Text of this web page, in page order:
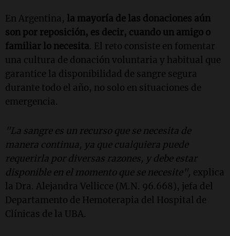
En Argentina, la mayoría de las donaciones aún
son por reposición, es decir, cuando un amigo o
familiar lo necesita. El reto consiste en fomentar
una cultura de donación voluntaria y habitual que
garantice la disponibilidad de sangre segura
durante todo el año, no solo en situaciones de
emergencia.
"La sangre es un recurso que se necesita de
manera continua, ya que cualquiera puede
requerirla por diversas razones, y debe estar
disponible en el momento que se necesite", explica
la Dra. Alejandra Vellicce (M.N. 96.668), jefa del
Departamento de Hemoterapia del Hospital de
Clínicas de la UBA.